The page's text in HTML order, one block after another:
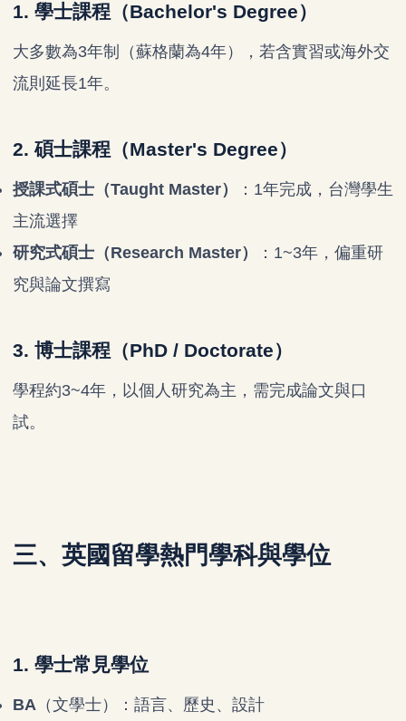
1. 學士課程（Bachelor's Degree）
大多數為3年制（蘇格蘭為4年），若含實習或海外交
流則延長1年。
2. 碩士課程（Master's Degree）
授課式碩士（Taught Master）
：1年完成，台灣學生
主流選擇
研究式碩士（Research Master）
：1~3年，偏重研
究與論文撰寫
3. 博士課程（PhD / Doctorate）
學程約3~4年，以個人研究為主，需完成論文與口
試。
三、英國留學熱門學科與學位
1. 學士常見學位
BA （文學士）：語言、歷史、設計